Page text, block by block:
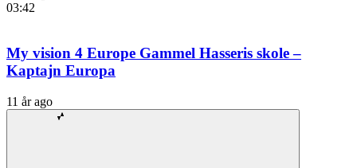
03:42
My vision 4 Europe Gammel Hasseris skole –
Kaptajn Europa
11 år ago